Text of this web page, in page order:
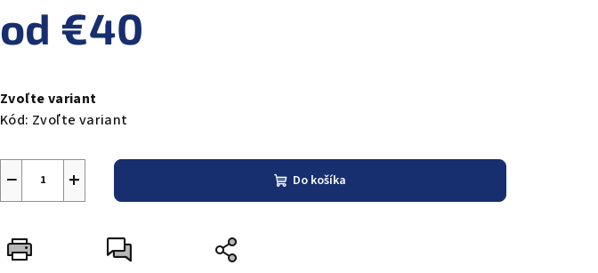
od €40
cena:
Zvoľte variant
Kód: Zvoľte variant
+
− Do košíka